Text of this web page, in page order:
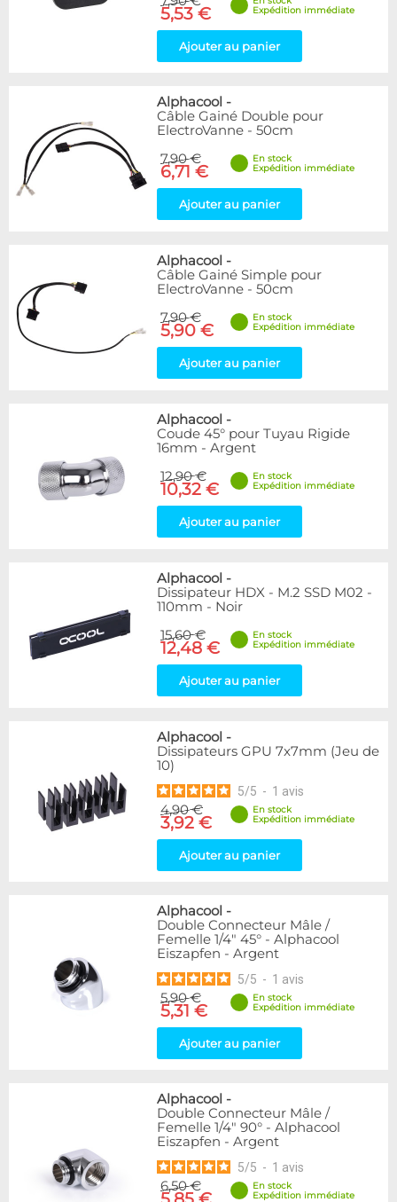
13
2
5
3
SwifTech
3
The Feser Company
2
Titan
Disponibilité / Promotions
Articles en stock
Articles en promotions
5,53 €
Expédition immédiate
Ajouter au panier
Alphacool -
Câble Gainé Double pour
ElectroVanne - 50cm
7,90 €
6,71 €
En stock
Expédition immédiate
Ajouter au panier
Alphacool -
Câble Gainé Simple pour
ElectroVanne - 50cm
7,90 €
5,90 €
En stock
Expédition immédiate
Ajouter au panier
Alphacool -
Coude 45° pour Tuyau Rigide
16mm - Argent
12,90 €
10,32 €
En stock
Expédition immédiate
Ajouter au panier
Alphacool -
Dissipateur HDX - M.2 SSD M02 -
110mm - Noir
15,60 €
12,48 €
En stock
Expédition immédiate
Ajouter au panier
Alphacool -
Dissipateurs GPU 7x7mm (Jeu de
10)
5/5 - 1 avis
4,90 €
3,92 €
En stock
Expédition immédiate
Ajouter au panier
Alphacool -
Double Connecteur Mâle /
Femelle 1/4" 45° - Alphacool
Eiszapfen - Argent
5/5 - 1 avis
5,90 €
5,31 €
En stock
Expédition immédiate
Ajouter au panier
Alphacool -
Double Connecteur Mâle /
Femelle 1/4" 90° - Alphacool
Eiszapfen - Argent
5/5 - 1 avis
6,50 €
En stock
Expédition immédiate